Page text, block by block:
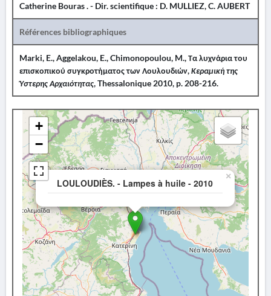
Catherine Bouras . - Dir. scientifique : D. MULLIEZ, C. AUBERT
Références bibliographiques
Marki, E., Aggelakou, E., Chimonopoulou, M., Τα λυχνάρια του
επισκοπικού συγκροτήματος των Λουλουδιών,Κεραμική της
Ύστερης Αρχαιότητας, Thessalonique 2010, p. 208-216.
LOULOUDIÈS. - Lampes à huile - 2010
×
+
−